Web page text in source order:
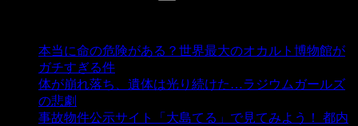
本当に命の危険がある？世界最大のオカルト博物館が
ガチすぎる件
体が崩れ落ち、遺体は光り続けた…ラジウムガールズ
の悲劇
事故物件公示サイト「大島てる」で見てみよう！ 都内